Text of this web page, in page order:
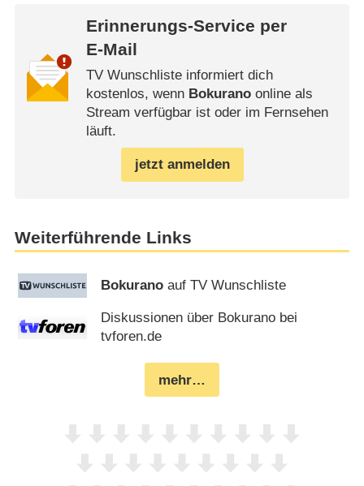
Erinnerungs-Service per
E-Mail
TV Wunschliste informiert dich
kostenlos, wenn Bokuranoonline als
Stream verfügbar ist oder im Fernsehen
läuft.
jetzt anmelden
Weiterführende Links
Bokurano auf TV Wunschliste
Diskussionen über Bokurano bei
tvforen.de
mehr…